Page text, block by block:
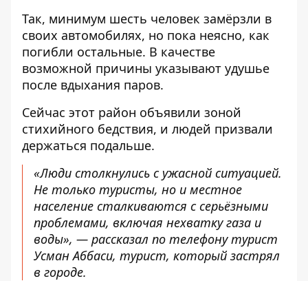
Так, минимум шесть человек замёрзли в
своих автомобилях, но пока неясно, как
погибли остальные. В качестве
возможной причины указывают удушье
после вдыхания паров.
Сейчас этот район объявили зоной
стихийного бедствия, и людей призвали
держаться подальше.
«Люди столкнулись с ужасной ситуацией.
Не только туристы, но и местное
население сталкиваются с серьёзными
проблемами, включая нехватку газа и
воды», — рассказал по телефону турист
Усман Аббаси, турист, который застрял
в городе.